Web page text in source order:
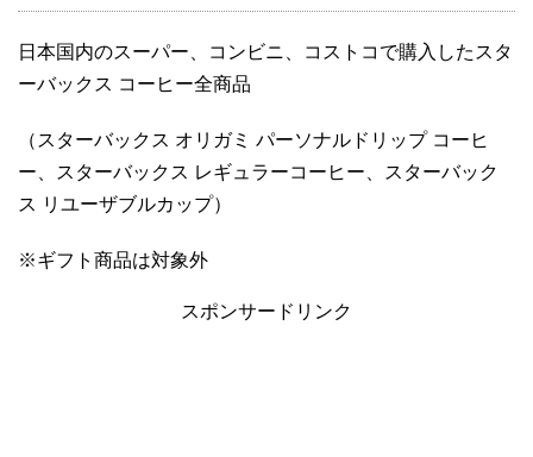
日本国内のスーパー、コンビニ、コストコで購入したスタ
ーバックス コーヒー全商品
（スターバックス オリガミ パーソナルドリップ コーヒ
ー、スターバックス レギュラーコーヒー、スターバック
ス リユーザブルカップ）
※ギフト商品は対象外
スポンサードリンク